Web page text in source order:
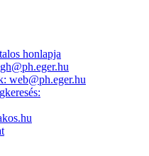
honlapja
web@ph.eger.hu